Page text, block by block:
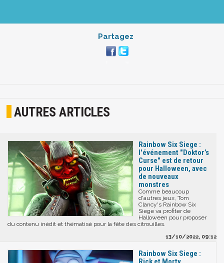
Partagez
AUTRES ARTICLES
Rainbow Six Siege :
l'événement "Doktor’s
Curse" est de retour
pour Halloween, avec
de nouveaux
monstres
Comme beaucoup
d'autres jeux, Tom
Clancy's Rainbow Six
Siege va profiter de
Halloween pour proposer
du contenu inédit et thématisé pour la fête des citrouilles.
13/10/2022, 09:12
Rainbow Six Siege :